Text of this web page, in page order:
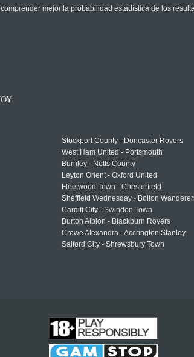
mejor la probabilidad estadística de los
Stockport County - Doncaster Rovers
West Ham United - Portsmouth
Burnley - Notts County
Leyton Orient - Oxford United
Fleetwood Town - Chesterfield
Sheffield Wednesday - Bolton
Cardiff City - Swindon Town
Burton Albion - Blackburn Rovers
Crewe Alexandra - Accrington Stanley
Salford City - Shrewsbury Town